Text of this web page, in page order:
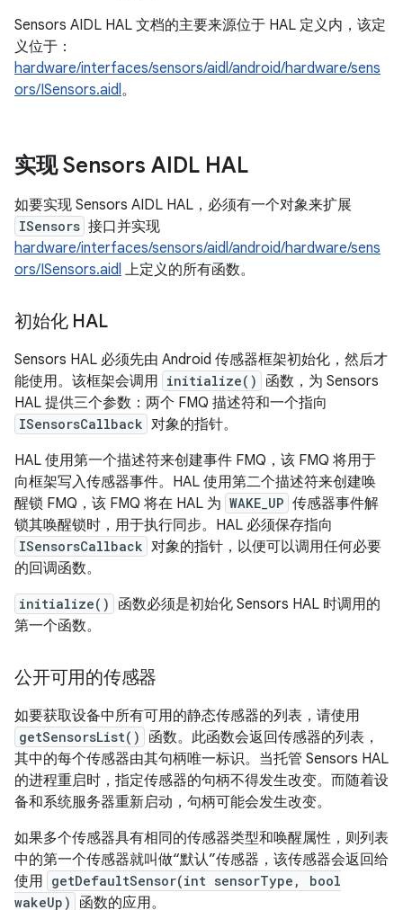
Sensors AIDL HAL 文档的主要来源位于 HAL 定义内，该定
义位于：
hardware/interfaces/sensors/aidl/android/hardware/sens
ors/ISensors.aidl。
实现 Sensors AIDL HAL
如要实现 Sensors AIDL HAL，必须有一个对象来扩展
ISensors 接口并实现
hardware/interfaces/sensors/aidl/android/hardware/sens
ors/ISensors.aidl 上定义的所有函数。
初始化 HAL
Sensors HAL 必须先由 Android 传感器框架初始化，然后才
能使用。该框架会调用 initialize()
函数，为 Sensors
HAL 提供三个参数：两个 FMQ 描述符和一个指向
ISensorsCallback 对象的指针。
HAL 使用第一个描述符来创建事件 FMQ，该 FMQ 将用于
向框架写入传感器事件。HAL 使用第二个描述符来创建唤
醒锁 FMQ，该 FMQ 将在 HAL 为 WAKE_UP 传感器事件解
锁其唤醒锁时，用于执行同步。HAL 必须保存指向
ISensorsCallback 对象的指针，以便可以调用任何必要
的回调函数。
initialize()
函数必须是初始化 Sensors HAL 时调用的
第一个函数。
公开可用的传感器
如要获取设备中所有可用的静态传感器的列表，请使用
getSensorsList()
函数。此函数会返回传感器的列表，
其中的每个传感器由其句柄唯一标识。当托管 Sensors HAL
的进程重启时，指定传感器的句柄不得发生改变。而随着设
备和系统服务器重新启动，句柄可能会发生改变。
如果多个传感器具有相同的传感器类型和唤醒属性，则列表
中的第一个传感器就叫做“默认”传感器，该传感器会返回给
使用 getDefaultSensor(int sensorType, bool
wakeUp)
函数的应用。